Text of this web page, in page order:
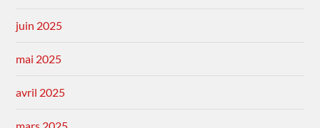
juin 2025
mai 2025
avril 2025